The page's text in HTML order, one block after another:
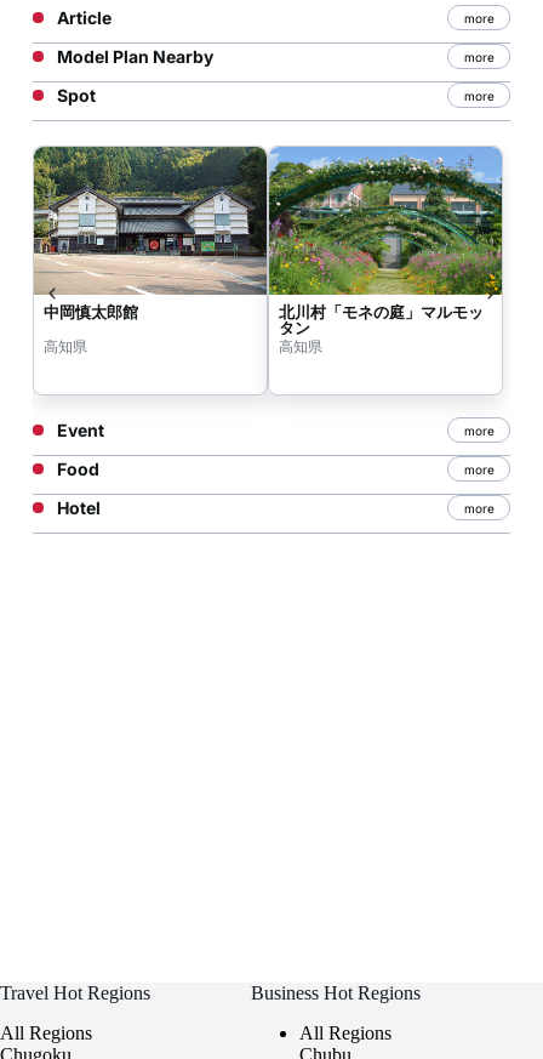
Article more
Model Plan Nearby more
Spot more
中岡慎太郎館
高知県
北川村「モネの庭」マルモッ
タン
高知県
Event more
Food more
Hotel more
Travel Hot Regions
All Regions
Business Hot Regions
All Regions